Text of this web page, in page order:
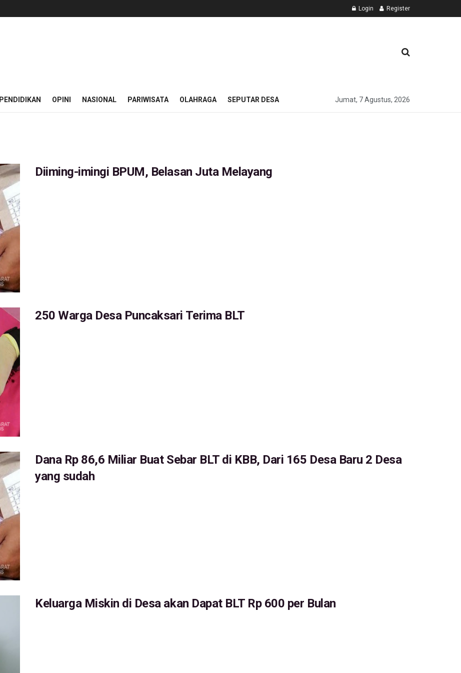
Login Register
PENDIDIKAN OPINI NASIONAL PARIWISATA OLAHRAGA SEPUTAR DESA Jumat, 7 Agustus, 2026
Diiming-imingi BPUM, Belasan Juta Melayang
250 Warga Desa Puncaksari Terima BLT
Dana Rp 86,6 Miliar Buat Sebar BLT di KBB, Dari 165 Desa Baru 2 Desa
yang sudah
Keluarga Miskin di Desa akan Dapat BLT Rp 600 per Bulan